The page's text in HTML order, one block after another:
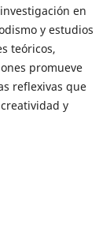
en
y estudios
teóricos,
promueve
reflexivas que
y